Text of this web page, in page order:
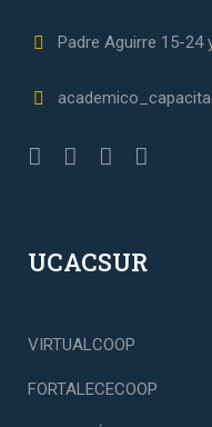
Padre Aguirre 15-24
UCACSUR
VIRTUALCOOP
FORTALECECOOP